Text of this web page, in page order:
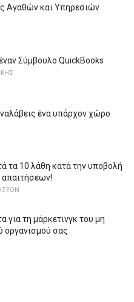
Αγαθών και Υπηρεσιών
Σύμβουλο QuickBooks
ένα υπάρχον χώρο
τα 10 λάθη κατά την υποβολή
για τη μάρκετινγκ του μη
οργανισμού σας